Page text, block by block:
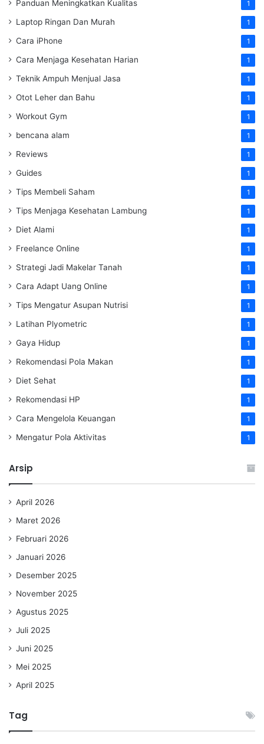
Panduan Meningkatkan Kualitas 1
Laptop Ringan Dan Murah 1
Cara iPhone 1
Cara Menjaga Kesehatan Harian 1
Teknik Ampuh Menjual Jasa 1
Otot Leher dan Bahu 1
Workout Gym 1
bencana alam 1
Reviews 1
Guides 1
Tips Membeli Saham 1
Tips Menjaga Kesehatan Lambung 1
Diet Alami 1
Freelance Online 1
Strategi Jadi Makelar Tanah 1
Cara Adapt Uang Online 1
Tips Mengatur Asupan Nutrisi 1
Latihan Plyometric 1
Gaya Hidup 1
Rekomendasi Pola Makan 1
Diet Sehat 1
Rekomendasi HP 1
Cara Mengelola Keuangan 1
Mengatur Pola Aktivitas 1
Arsip
April 2026
Maret 2026
Februari 2026
Januari 2026
Desember 2025
November 2025
Agustus 2025
Juli 2025
Juni 2025
Mei 2025
April 2025
Tag